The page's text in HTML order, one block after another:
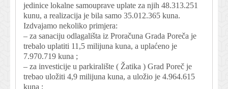
jedinice lokalne samouprave uplate za njih 48.313.251
kunu, a realizacija je bila samo 35.012.365 kuna.
Izdvajamo nekoliko primjera:
– za sanaciju odlagališta iz Proračuna Grada Poreča je
trebalo uplatiti 11,5 milijuna kuna, a uplaćeno je
7.970.719 kuna ;
– za investicije u parkiralište ( Žatika ) Grad Poreč je
trebao uložiti 4,9 milijuna kuna, a uložio je 4.964.615
kuna ;